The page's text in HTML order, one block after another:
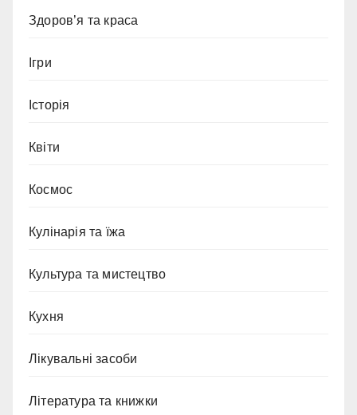
Здоров’я та краса
Ігри
Історія
Квіти
Космос
Кулінарія та їжа
Культура та мистецтво
Кухня
Лікувальні засоби
Література та книжки